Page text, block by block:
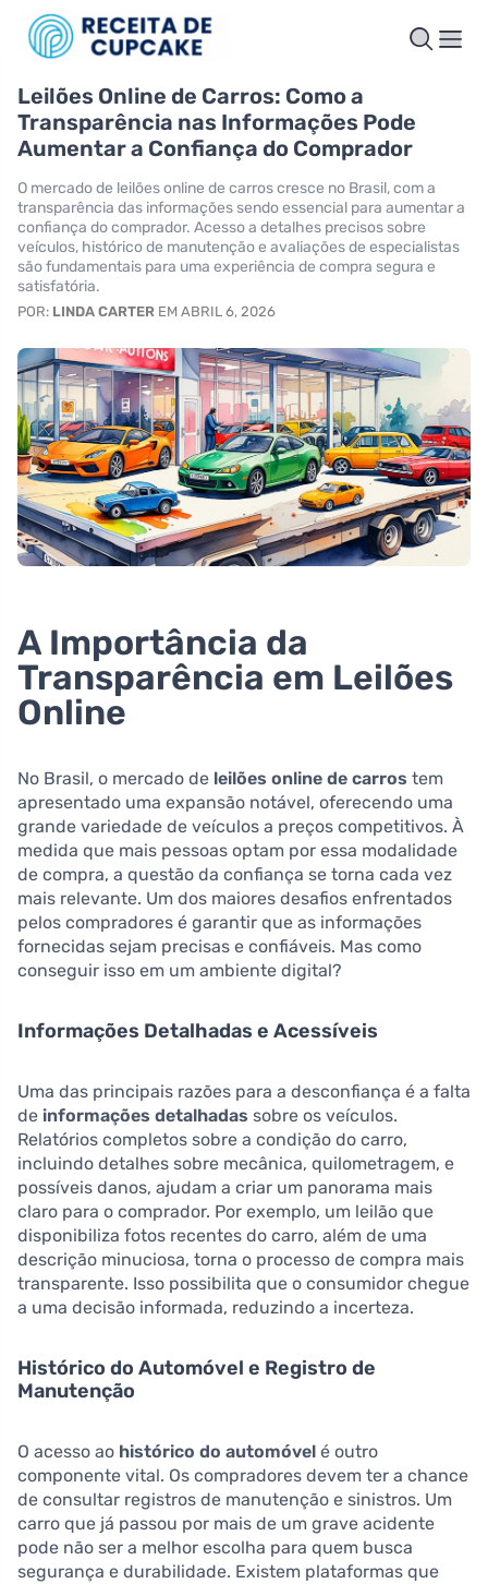
Leilões Online de Carros: Como a
Transparência nas Informações Pode
Aumentar a Confiança do Comprador
O mercado de leilões online de carros cresce no Brasil, com a
transparência das informações sendo essencial para aumentar a
confiança do comprador. Acesso a detalhes precisos sobre
veículos, histórico de manutenção e avaliações de especialistas
são fundamentais para uma experiência de compra segura e
satisfatória.
POR: LINDA CARTER EM ABRIL 6, 2026
A Importância da
Transparência em Leilões
Online
No Brasil, o mercado de leilões online de carros tem
apresentado uma expansão notável, oferecendo uma
grande variedade de veículos a preços competitivos. À
medida que mais pessoas optam por essa modalidade
de compra, a questão da confiança se torna cada vez
mais relevante. Um dos maiores desafios enfrentados
pelos compradores é garantir que as informações
fornecidas sejam precisas e confiáveis. Mas como
conseguir isso em um ambiente digital?
Informações Detalhadas e Acessíveis
Uma das principais razões para a desconfiança é a falta
de informações detalhadas sobre os veículos.
Relatórios completos sobre a condição do carro,
incluindo detalhes sobre mecânica, quilometragem, e
possíveis danos, ajudam a criar um panorama mais
claro para o comprador. Por exemplo, um leilão que
disponibiliza fotos recentes do carro, além de uma
descrição minuciosa, torna o processo de compra mais
transparente. Isso possibilita que o consumidor chegue
a uma decisão informada, reduzindo a incerteza.
Histórico do Automóvel e Registro de
Manutenção
O acesso ao histórico do automóvel é outro
componente vital. Os compradores devem ter a chance
de consultar registros de manutenção e sinistros. Um
carro que já passou por mais de um grave acidente
pode não ser a melhor escolha para quem busca
segurança e durabilidade. Existem plataformas que